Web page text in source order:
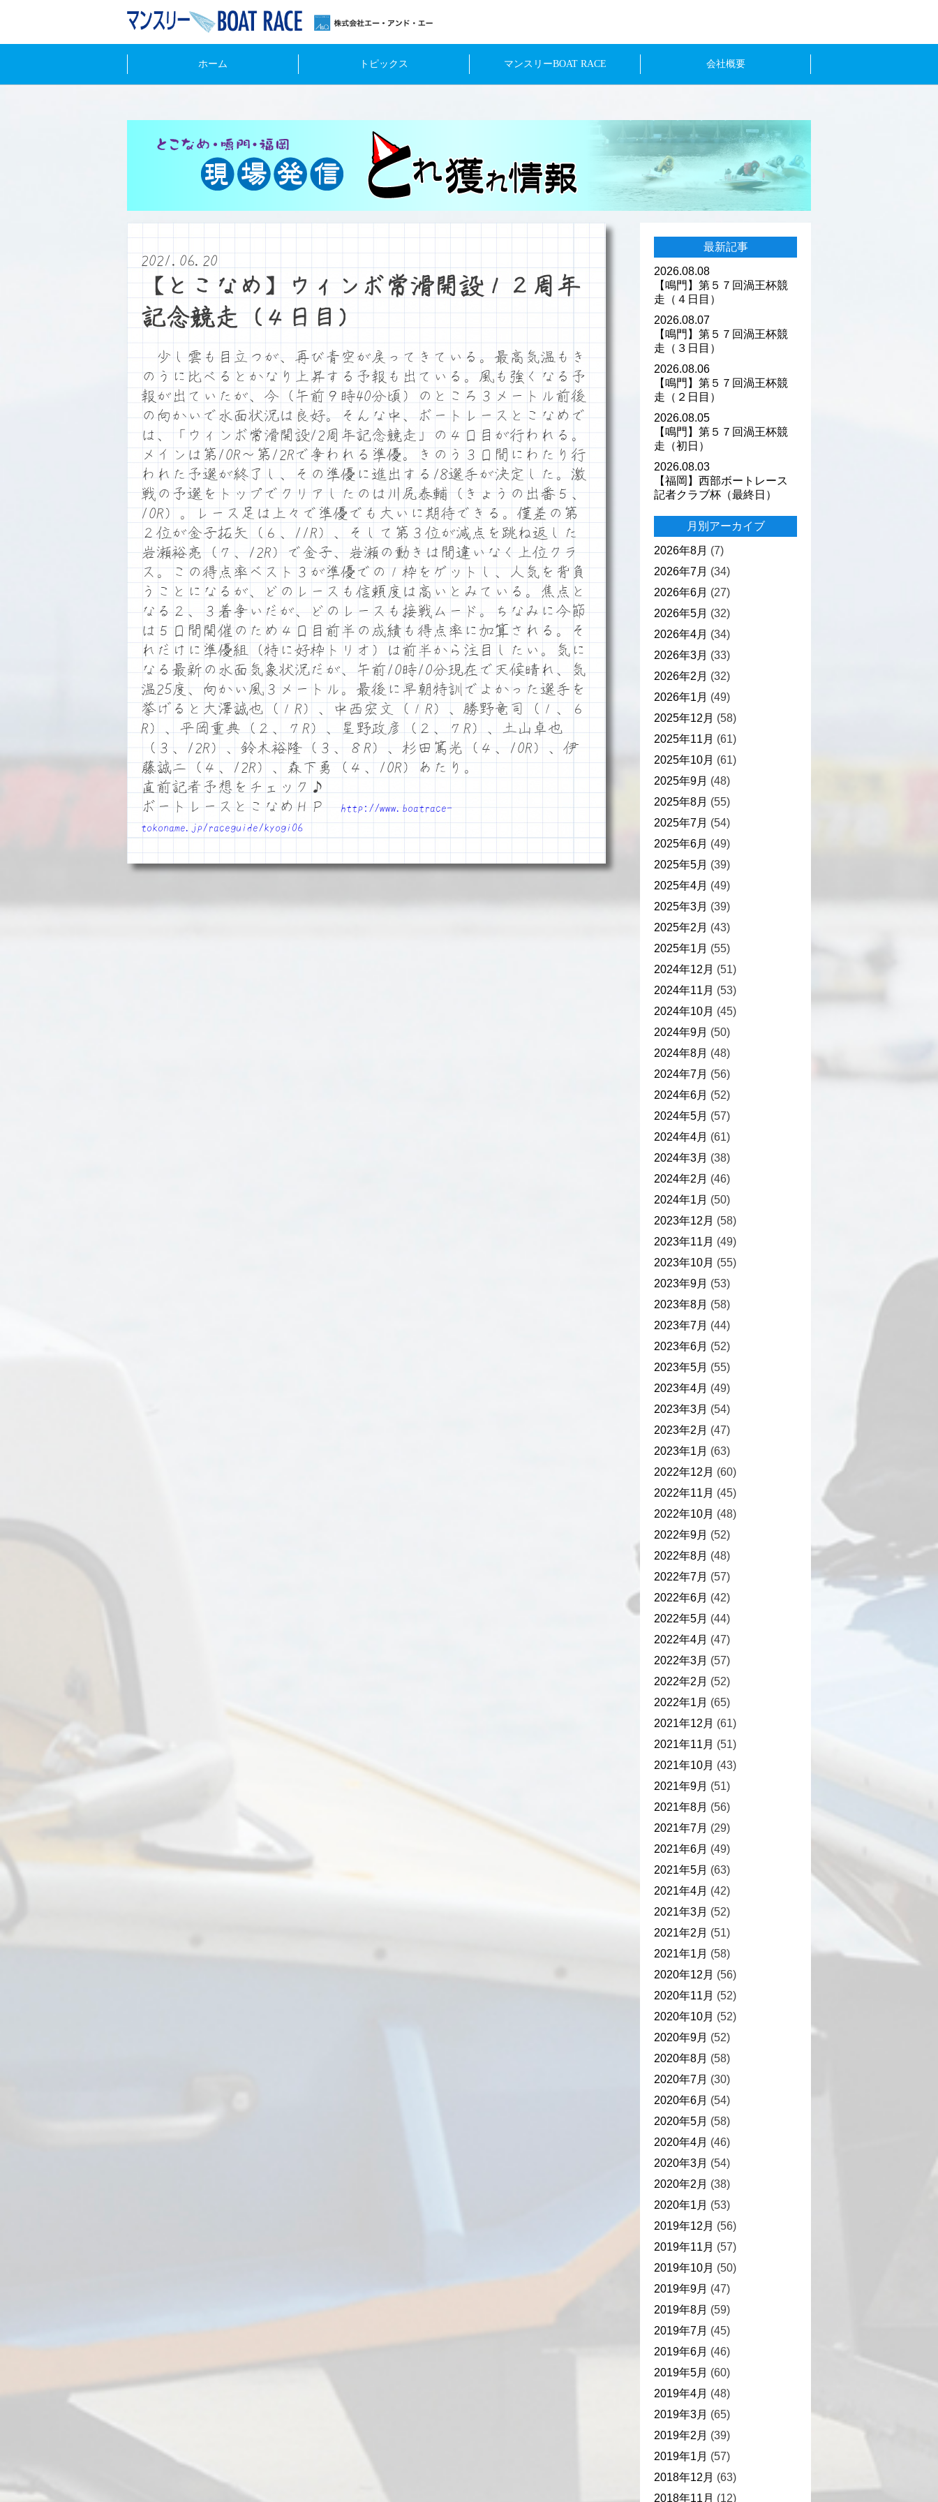
ホーム トピックス マンスリーBOAT RACE 会社概要
2021.06.20
【とこなめ】ウィンボ常滑開設１２周年
記念競走（４日目）
少し雲も目立つが、再び青空が戻ってきている。最高気温もき
のうに比べるとかなり上昇する予報も出ている。風も強くなる予
報が出ていたが、今（午前９時40分頃）のところ３メートル前後
の向かいで水面状況は良好。そんな中、ボートレースとこなめで
は、「ウィンボ常滑開設12周年記念競走」の４日目が行われる。
メインは第10R～第12Rで争われる準優。きのう３日間にわたり行
われた予選が終了し、その準優に進出する18選手が決定した。激
戦の予選をトップでクリアしたのは川尻泰輔（きょうの出番５、
10R）。レース足は上々で準優でも大いに期待できる。僅差の第
２位が金子拓矢（６、11R）、そして第３位が減点を跳ね返した
岩瀬裕亮（７、12R）で金子、岩瀬の動きは間違いなく上位クラ
ス。この得点率ベスト３が準優での１枠をゲットし、人気を背負
うことになるが、どのレースも信頼度は高いとみている。焦点と
なる２、３着争いだが、どのレースも接戦ムード。ちなみに今節
は５日間開催のため４日目前半の成績も得点率に加算される。そ
れだけに準優組（特に好枠トリオ）は前半から注目したい。気に
なる最新の水面気象状況だが、午前10時10分現在で天候晴れ、気
温25度、向かい風３メートル。最後に早朝特訓でよかった選手を
挙げると大澤誠也（１R）、中西宏文（１R）、勝野竜司（１、６
R）、平岡重典（２、７R）、星野政彦（２、７R）、土山卓也
（３、12R）、鈴木裕隆（３、８R）、杉田篤光（４、10R）、伊
藤誠二（４、12R）、森下勇（４、10R）あたり。
直前記者予想をチェック♪
ボートレースとこなめＨＰ
http://www.boatrace-
tokoname.jp/raceguide/kyogi06
最新記事
2026.08.08
【鳴門】第５７回渦王杯競
走（４日目）
2026.08.07
【鳴門】第５７回渦王杯競
走（３日目）
2026.08.06
【鳴門】第５７回渦王杯競
走（２日目）
2026.08.05
【鳴門】第５７回渦王杯競
走（初日）
2026.08.03
【福岡】西部ボートレース
記者クラブ杯（最終日）
月別アーカイブ
2026年8月 (7)
2026年7月 (34)
2026年6月 (27)
2026年5月 (32)
2026年4月 (34)
2026年3月 (33)
2026年2月 (32)
2026年1月 (49)
2025年12月 (58)
2025年11月 (61)
2025年10月 (61)
2025年9月 (48)
2025年8月 (55)
2025年7月 (54)
2025年6月 (49)
2025年5月 (39)
2025年4月 (49)
2025年3月 (39)
2025年2月 (43)
2025年1月 (55)
2024年12月 (51)
2024年11月 (53)
2024年10月 (45)
2024年9月 (50)
2024年8月 (48)
2024年7月 (56)
2024年6月 (52)
2024年5月 (57)
2024年4月 (61)
2024年3月 (38)
2024年2月 (46)
2024年1月 (50)
2023年12月 (58)
2023年11月 (49)
2023年10月 (55)
2023年9月 (53)
2023年8月 (58)
2023年7月 (44)
2023年6月 (52)
2023年5月 (55)
2023年4月 (49)
2023年3月 (54)
2023年2月 (47)
2023年1月 (63)
2022年12月 (60)
2022年11月 (45)
2022年10月 (48)
2022年9月 (52)
2022年8月 (48)
2022年7月 (57)
2022年6月 (42)
2022年5月 (44)
2022年4月 (47)
2022年3月 (57)
2022年2月 (52)
2022年1月 (65)
2021年12月 (61)
2021年11月 (51)
2021年10月 (43)
2021年9月 (51)
2021年8月 (56)
2021年7月 (29)
2021年6月 (49)
2021年5月 (63)
2021年4月 (42)
2021年3月 (52)
2021年2月 (51)
2021年1月 (58)
2020年12月 (56)
2020年11月 (52)
2020年10月 (52)
2020年9月 (52)
2020年8月 (58)
2020年7月 (30)
2020年6月 (54)
2020年5月 (58)
2020年4月 (46)
2020年3月 (54)
2020年2月 (38)
2020年1月 (53)
2019年12月 (56)
2019年11月 (57)
2019年10月 (50)
2019年9月 (47)
2019年8月 (59)
2019年7月 (45)
2019年6月 (46)
2019年5月 (60)
2019年4月 (48)
2019年3月 (65)
2019年2月 (39)
2019年1月 (57)
2018年12月 (63)
2018年11月 (12)